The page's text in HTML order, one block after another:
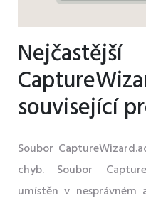
Nejčastější
související
Soubor
chyb. Soubor
umístěn v nesprávném